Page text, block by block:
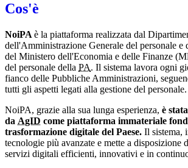
Cos'è
NoiPA è la piattaforma realizzata dal
dell'Amministrazione Generale del personale
del Ministero dell'Economia e delle Finanze
del personale della PA. Il sistema lavora ogni
fianco delle Pubbliche Amministrazioni,
tutti gli aspetti legati alla gestione del personale.
NoiPA, grazie alla sua lunga esperienza, è
da AgID come piattaforma immateriale
trasformazione digitale del Paese. Il sistema,
tecnologie più avanzate e mette a disposizione
servizi digitali efficienti, innovativi e in